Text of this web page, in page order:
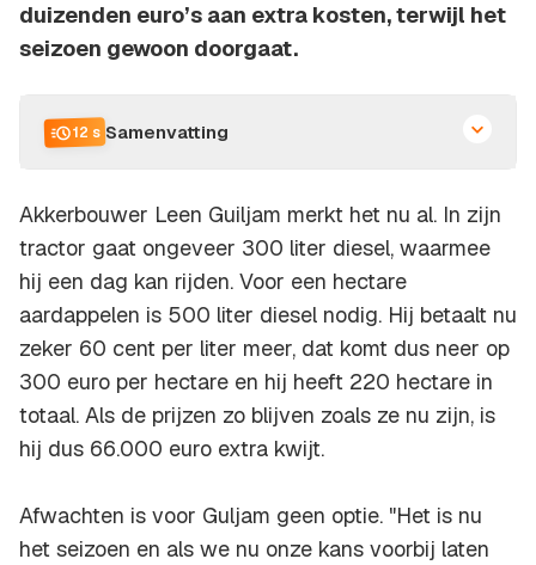
duizenden euro’s aan extra kosten, terwijl het
seizoen gewoon doorgaat.
12 s Samenvatting
Akkerbouwer Leen Guiljam merkt het nu al. In zijn
tractor gaat ongeveer 300 liter diesel, waarmee
hij een dag kan rijden. Voor een hectare
aardappelen is 500 liter diesel nodig. Hij betaalt nu
zeker 60 cent per liter meer, dat komt dus neer op
300 euro per hectare en hij heeft 220 hectare in
totaal. Als de prijzen zo blijven zoals ze nu zijn, is
hij dus 66.000 euro extra kwijt.
Afwachten is voor Guljam geen optie. "Het is nu
het seizoen en als we nu onze kans voorbij laten